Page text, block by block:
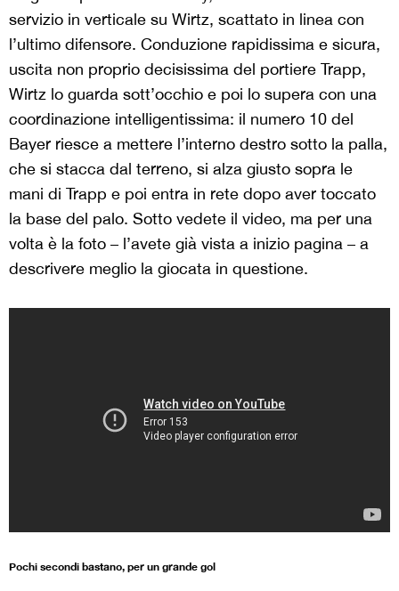
servizio in verticale su Wirtz, scattato in linea con
l’ultimo difensore. Conduzione rapidissima e sicura,
uscita non proprio decisissima del portiere Trapp,
Wirtz lo guarda sott’occhio e poi lo supera con una
coordinazione intelligentissima: il numero 10 del
Bayer riesce a mettere l’interno destro sotto la palla,
che si stacca dal terreno, si alza giusto sopra le
mani di Trapp e poi entra in rete dopo aver toccato
la base del palo. Sotto vedete il video, ma per una
volta è la foto – l’avete già vista a inizio pagina – a
descrivere meglio la giocata in questione.
Pochi secondi bastano, per un grande gol